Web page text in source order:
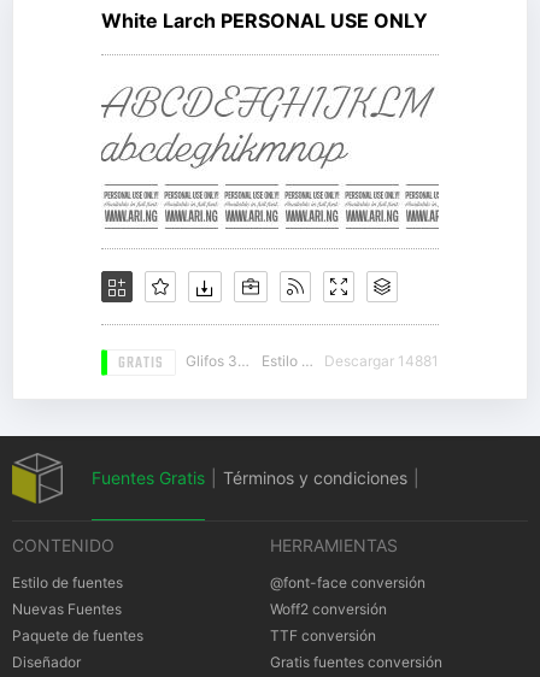
White Larch PERSONAL USE ONLY
GRATIS Glifos 348 Estilo 15 Descargar 14881
Fuentes Gratis Términos y condiciones
Notificación
CONTENIDO
Estilo de fuentes
Nuevas Fuentes
Paquete de fuentes
Diseñador
HERRAMIENTAS
@font-face conversión
Woff2 conversión
TTF conversión
Gratis fuentes conversión